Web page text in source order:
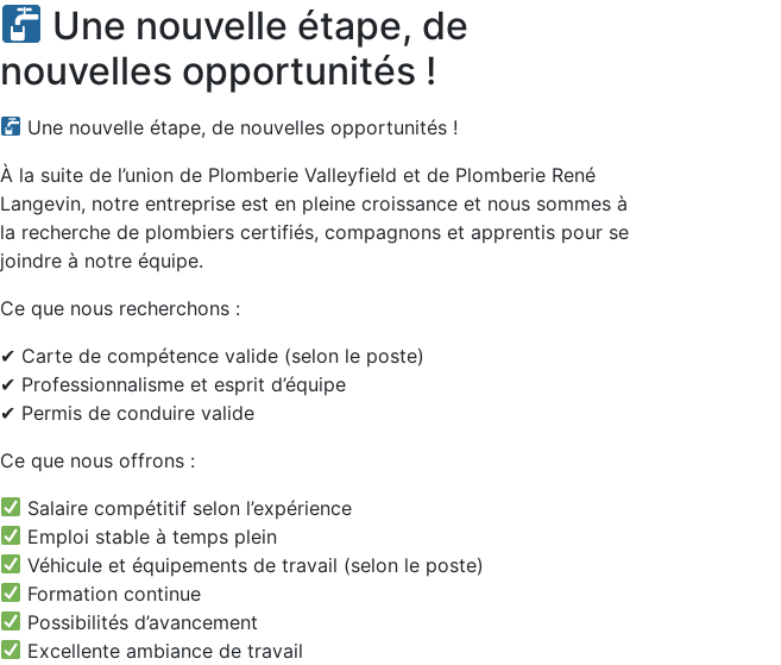
Une nouvelle étape, de
nouvelles opportunités !
Une nouvelle étape, de nouvelles opportunités !
À la suite de l’union de Plomberie Valleyfield et de Plomberie René
Langevin, notre entreprise est en pleine croissance et nous sommes à
la recherche de plombiers certifiés, compagnons et apprentis pour se
joindre à notre équipe.
Ce que nous recherchons :
✔ Carte de compétence valide (selon le poste)
✔ Professionnalisme et esprit d’équipe
✔ Permis de conduire valide
Ce que nous offrons :
Salaire compétitif selon l’expérience
Emploi stable à temps plein
Véhicule et équipements de travail (selon le poste)
Formation continue
Possibilités d’avancement
Excellente ambiance de travail